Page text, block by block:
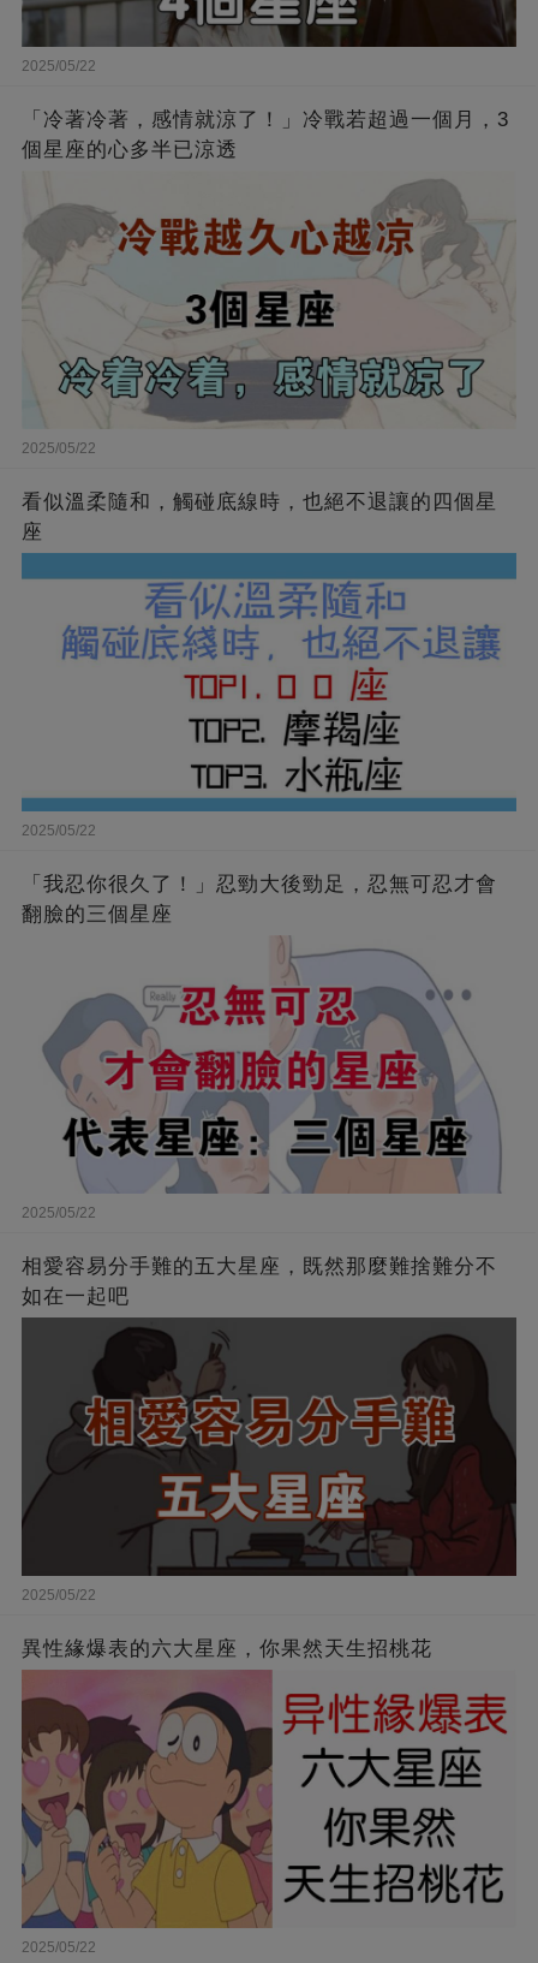
2025/05/22
「冷著冷著，感情就涼了！」冷戰若超過一個月，3
個星座的心多半已涼透
2025/05/22
看似溫柔隨和，觸碰底線時，也絕不退讓的四個星
座
2025/05/22
「我忍你很久了！」忍勁大後勁足，忍無可忍才會
翻臉的三個星座
2025/05/22
相愛容易分手難的五大星座，既然那麼難捨難分不
如在一起吧
2025/05/22
異性緣爆表的六大星座，你果然天生招桃花
2025/05/22